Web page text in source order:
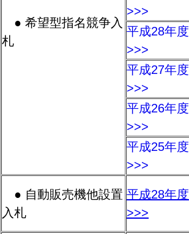
● 希望型指名競争入
札
>>>
平成28年度
>>>
平成27年度
>>>
平成26年度
>>>
平成25年度
>>>
● 自動販売機他設置
入札
平成28年度
>>>